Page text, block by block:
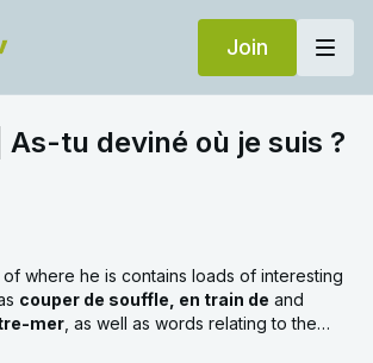
Join
As-tu deviné où je suis ?
where he is contains loads of interesting
couper de souffle, en train de and
mer , as well as words relating to the
he talks about.